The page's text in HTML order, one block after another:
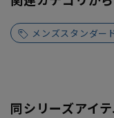
メンズスタンダー
同シリーズアイ